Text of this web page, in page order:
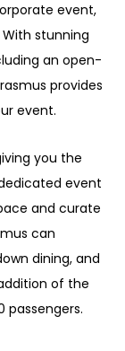
event,
stunning
an open-
provides
event.
you the
event
and curate
can
dining, and
of the
passengers.